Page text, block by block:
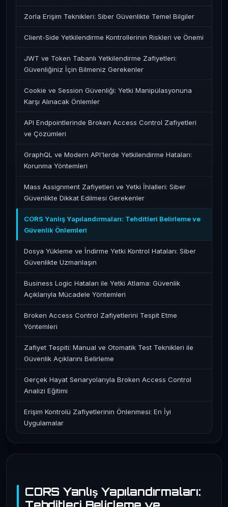
CORS Yanlış Yapılandırmaları:
Zorla Erişim Teknikleri: Siber Güvenlikte Temel Bilgiler
Client-Side Yetkilendirme Kontrollerinin Riskleri ve Önemi
JWT ve Token Tabanlı Yetkilendirme Zafiyetleri:
Güvenliğiniz İçin Bilmeniz Gerekenler
Cookie ve Session Güvenliği: Yetki Manipülasyonuna
Karşı Alınacak Önlemler
API Endpointlerinde Broken Access Control Zafiyetleri
ve Çözümleri
GraphQL ve Modern API'lerde Yetkilendirme Hataları:
Korunma Yöntemleri
Mass Assignment Zafiyetleri ve Yetki İhlalleri: Siber
Güvenlikte Dikkat Edilmesi Gerekenler
CORS Yanlış Yapılandırmaları: Tehditleri Belirleme ve
Güvenlik Önlemleri
Dosya Yükleme ve İndirme Yetki Kontrol Hataları: Siber
Güvenlikte Uzmanlaşın
Business Logic Hataları ile Yetki Atlama: Güvenlik
Açıklarıyla Mücadele Yöntemleri
Broken Access Control Zafiyetlerini Tespit Etme
Yöntemleri
Zafiyet Tespiti: Manual ve Otomatik Test Teknikleri ile
Güvenlik Açıklarını Belirleme
Gerçek Hayat Senaryolarıyla Broken Access Control
Analizi Eğitimi
Erişim Kontrolü Zafiyetlerinin Önlenmesi: En İyi
Uygulamalar